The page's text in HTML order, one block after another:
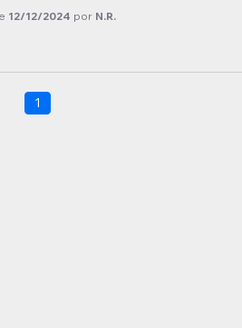
12/12/2024 por N.R.
1